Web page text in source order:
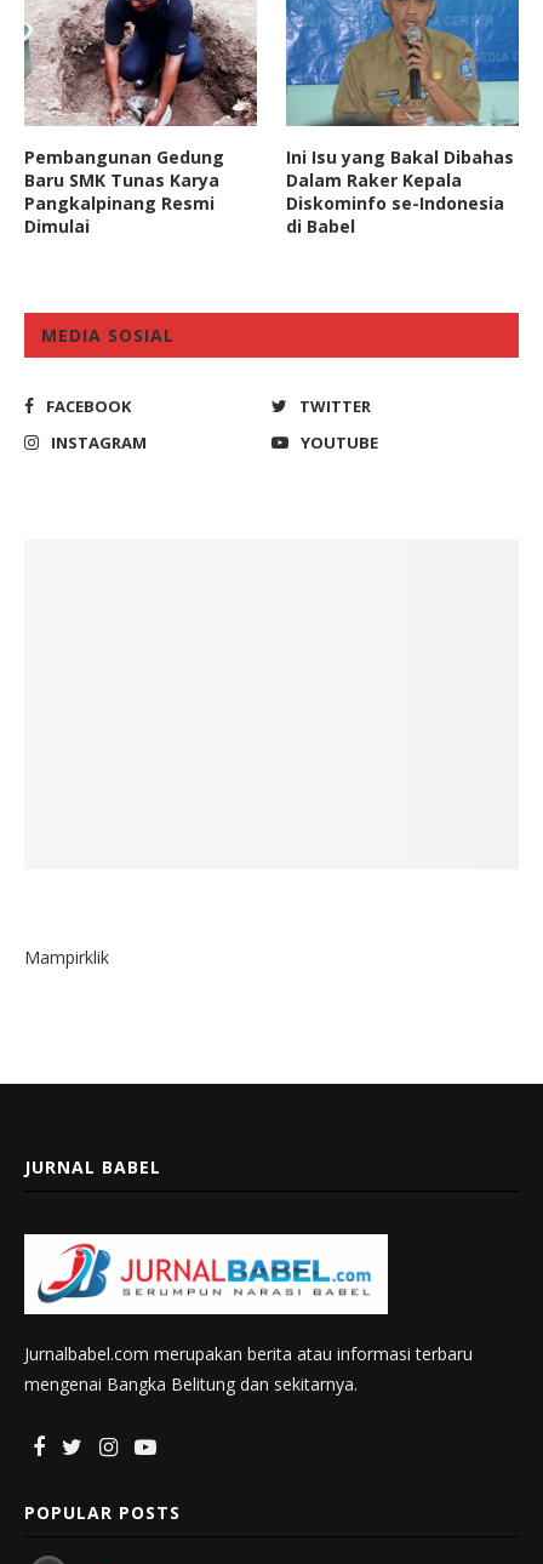
Pembangunan Gedung
Baru SMK Tunas Karya
Pangkalpinang Resmi
Dimulai
Ini Isu yang Bakal Dibahas
Dalam Raker Kepala
Diskominfo se-Indonesia
di Babel
MEDIA SOSIAL
FACEBOOK
TWITTER
INSTAGRAM
YOUTUBE
Mampirklik
JURNAL BABEL
Jurnalbabel.com merupakan berita atau informasi terbaru
mengenai Bangka Belitung dan sekitarnya.
POPULAR POSTS